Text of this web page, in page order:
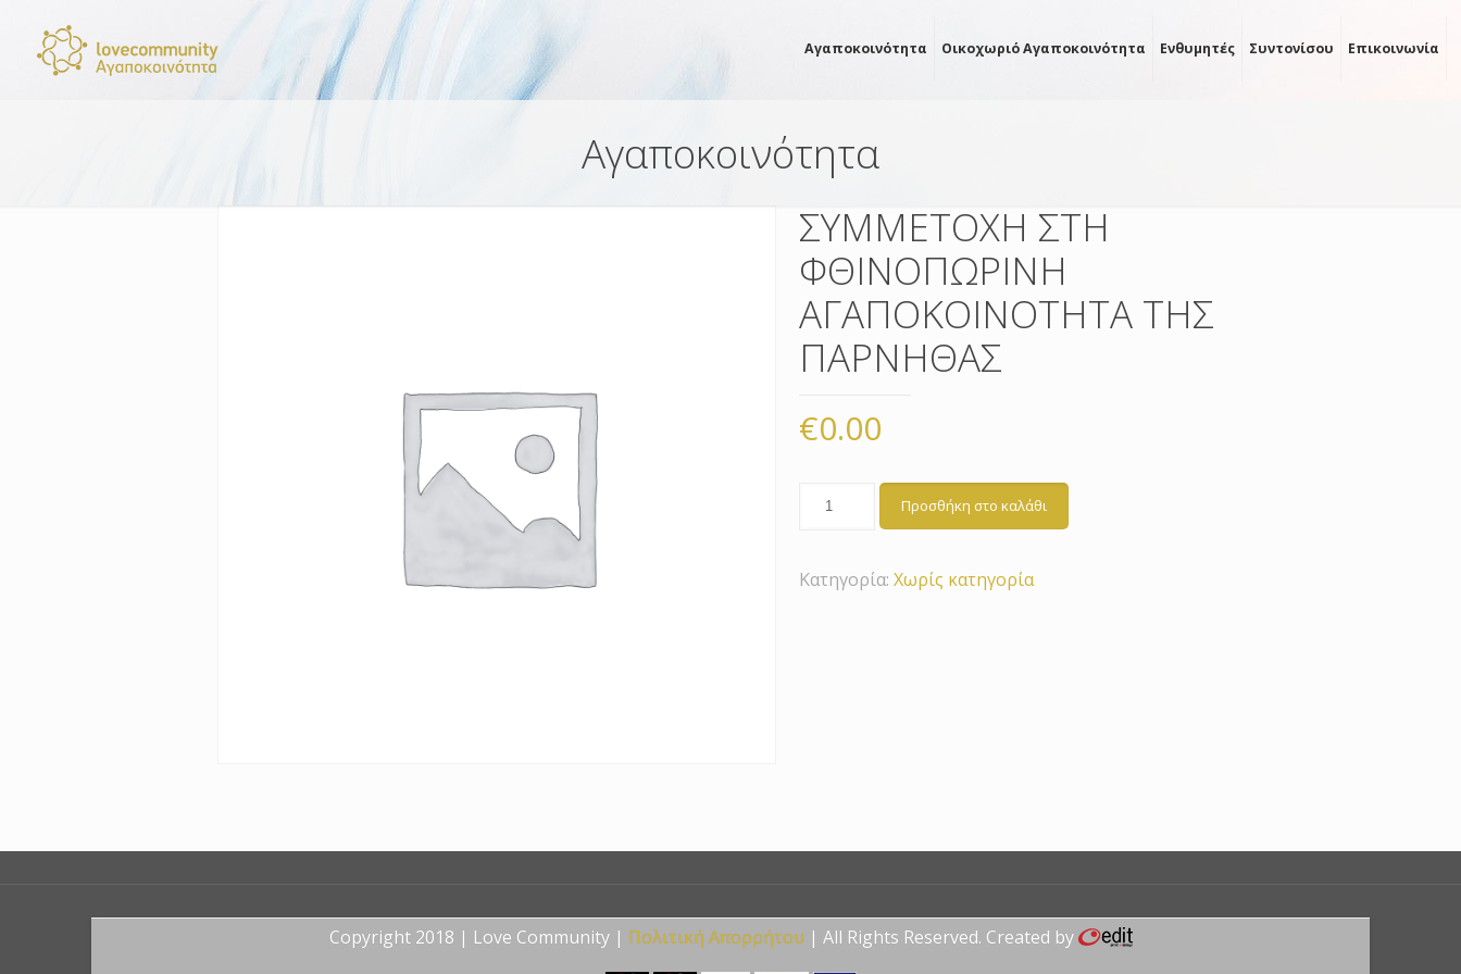
Αγαποκοινότητα Οικοχωριό Αγαποκοινότητα Ενθυμητές Συντονίσου Επικοινωνία
Αγαποκοινότητα
ΣΥΜΜΕΤΟΧΗ ΣΤΗ
ΦΘΙΝΟΠΩΡΙΝΗ
ΑΓΑΠΟΚΟΙΝΟΤΗΤΑ ΤΗΣ
ΠΑΡΝΗΘΑΣ
€0.00
Προσθήκη στο καλάθι
Κατηγορία:Χωρίς κατηγορία
Copyright 2018 | Love Community | Πολιτική Απορρήτου | All Rights Reserved. Created by